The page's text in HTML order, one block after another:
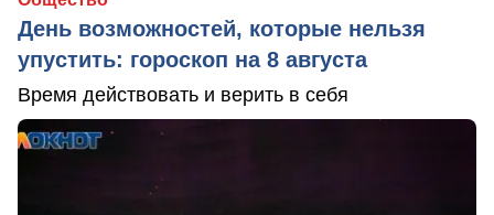
День возможностей, которые нельзя
упустить: гороскоп на 8 августа
Время действовать и верить в себя